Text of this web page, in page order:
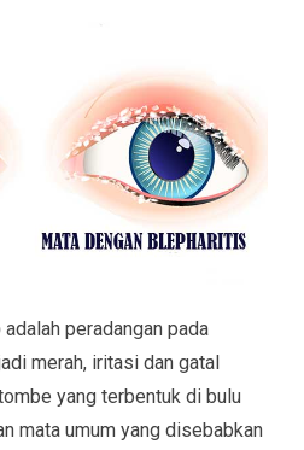
adalah peradangan pada
merah, iritasi dan gatal
yang terbentuk di bulu
mata umum yang disebabkan